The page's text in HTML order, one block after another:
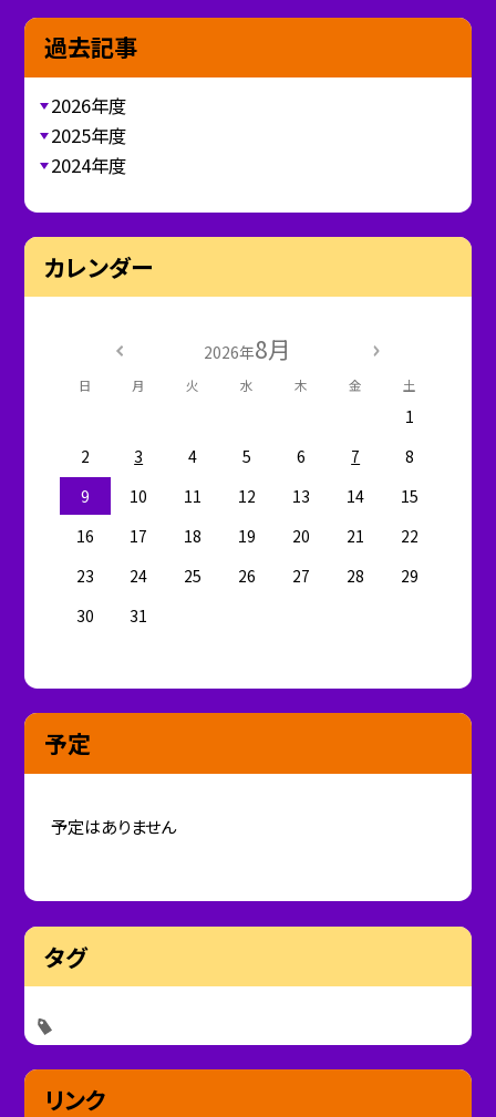
過去記事
2026年度
2025年度
2024年度
カレンダー
2026年8月
日 月 火 水 木 金 土
1
2
3 4 5 6 7
8
9
10 11 12 13 14
15
16
17 18 19 20 21
22
23
24 25 26 27 28
29
30
31
予定
予定はありません
タグ
リンク